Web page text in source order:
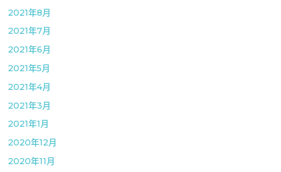
2021年8月
2021年7月
2021年6月
2021年5月
2021年4月
2021年3月
2021年1月
2020年12月
2020年11月